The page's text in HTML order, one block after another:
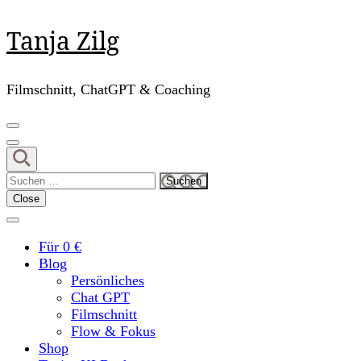
Skip
to
(Press
Enter)
Tanja Zilg
Filmschnitt, ChatGPT & Coaching
Suchen
nach:
Close
Für 0 €
Blog
Persönliches
Chat GPT
Filmschnitt
Flow & Fokus
Shop